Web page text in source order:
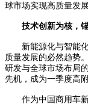
球市场实现高质量发
技术创新为核，
新能源化与智能化
质量发展的必然趋势
研发与全球市场布局
先机，成为一季度高
作为中国商用车新